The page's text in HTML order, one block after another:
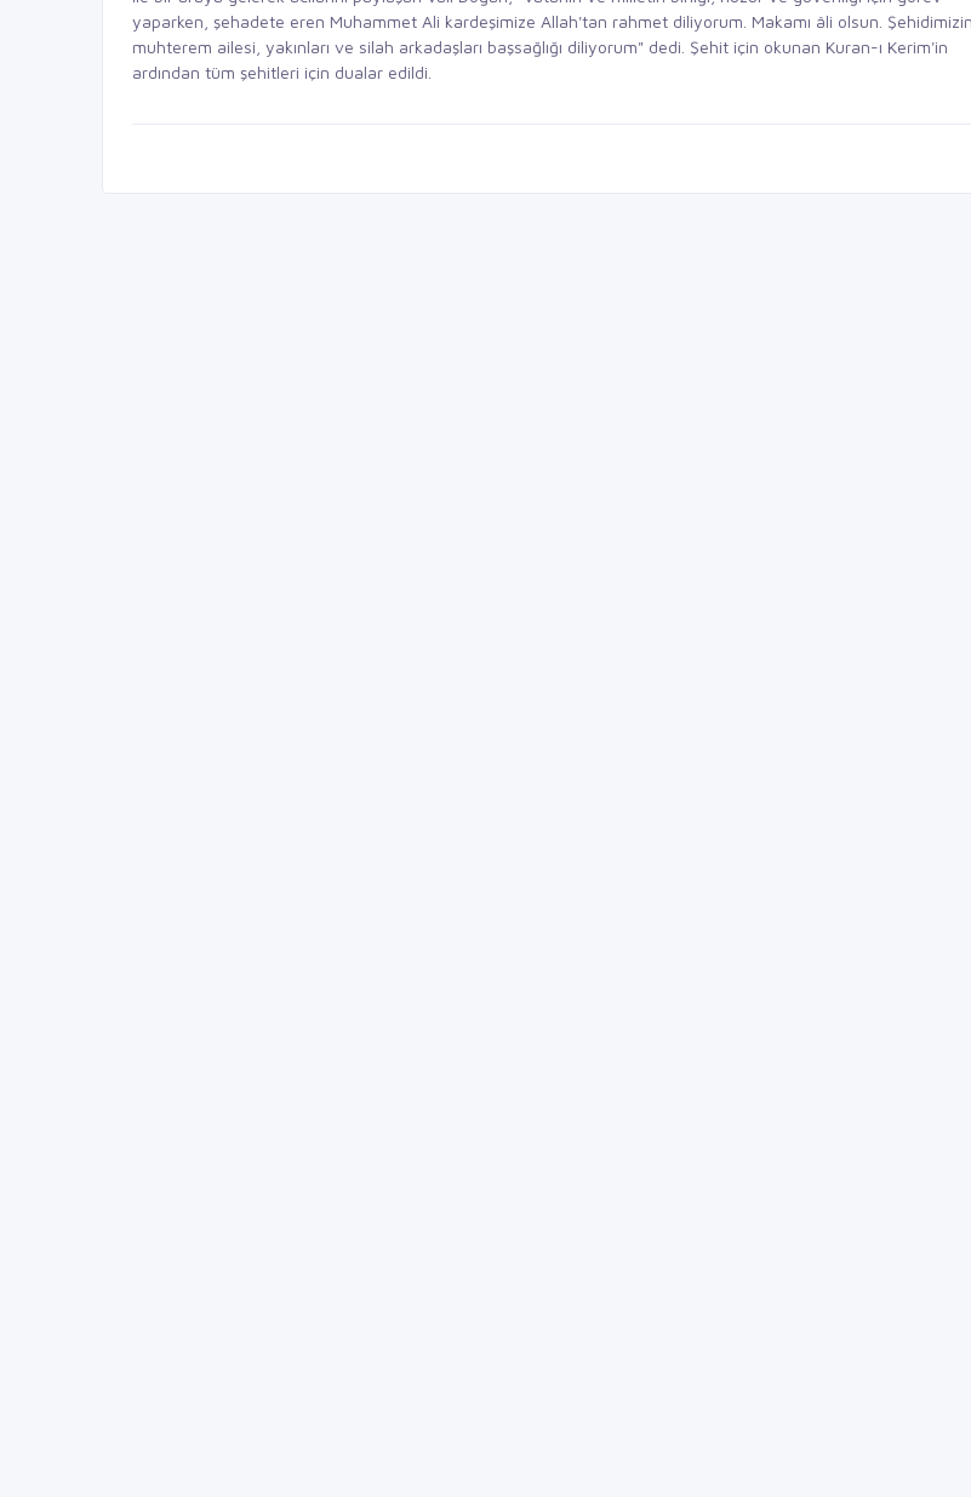
yaparken, şehadete eren Muhammet Ali kardeşimize Allah'tan rahmet diliyorum. Makamı âli olsun. Şehidimizin
muhterem ailesi, yakınları ve silah arkadaşları başsağlığı diliyorum" dedi. Şehit için okunan Kuran-ı Kerim'in
ardından tüm şehitleri için dualar edildi.